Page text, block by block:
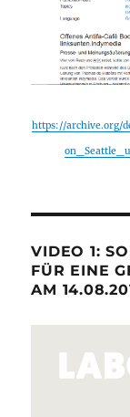
https://archive.org/
VIDEO 1:
FÜR EINE
AM